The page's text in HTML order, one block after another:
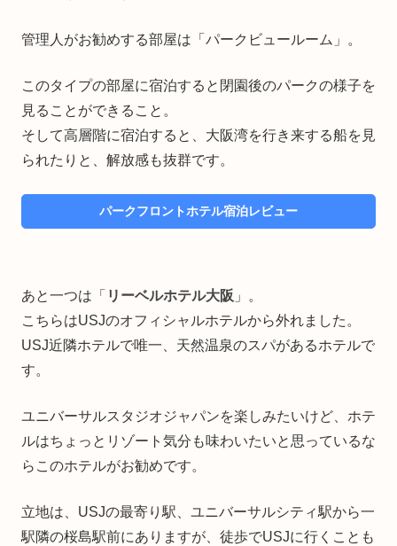
管理人がお勧めする部屋は「パークビュールーム」。
このタイプの部屋に宿泊すると閉園後のパークの様子を
見ることができること。
そして高層階に宿泊すると、大阪湾を行き来する船を見
られたりと、解放感も抜群です。
パークフロントホテル宿泊レビュー
あと一つは「 リーベルホテル大阪 」。
こちらはUSJのオフィシャルホテルから外れました。
USJ近隣ホテルで唯一、天然温泉のスパがあるホテルで
す。
ユニバーサルスタジオジャパンを楽しみたいけど、ホテ
ルはちょっとリゾート気分も味わいたいと思っているな
らこのホテルがお勧めです。
立地は、USJの最寄り駅、ユニバーサルシティ駅から一
駅隣の桜島駅前にありますが、徒歩でUSJに行くことも